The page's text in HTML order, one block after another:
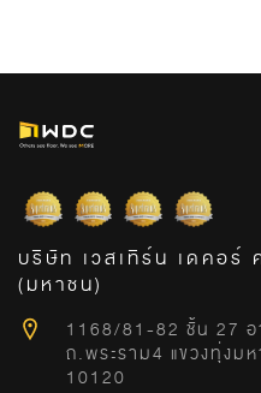
บริษัท เวสเทิร์น เดคอร์
(มหาชน)
1168/81-82 ชั้น 27 อ
ถ.พระราม4 แขวงทุ่งม
10120